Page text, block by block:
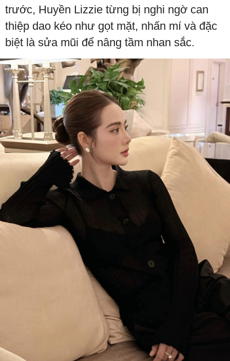
trước, Huyền Lizzie từng bị nghi ngờ can
thiệp dao kéo như gọt mặt, nhấn mí và đặc
biệt là sửa mũi để nâng tầm nhan sắc.